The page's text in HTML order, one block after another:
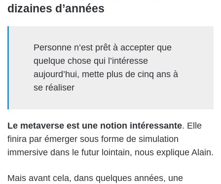
dizaines d’années
Personne n’est prêt à accepter que
quelque chose qui l’intéresse
aujourd’hui, mette plus de cinq ans à
se réaliser
Le metaverse est une notion intéressante. Elle
finira par émerger sous forme de simulation
immersive dans le futur lointain, nous explique Alain.
Mais avant cela, dans quelques années, une